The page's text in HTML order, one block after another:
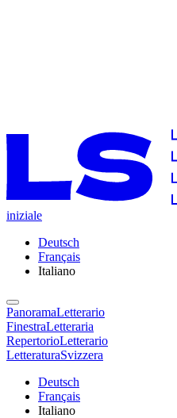
iniziale
Deutsch
Français
Italiano
PanoramaLetterario
FinestraLetteraria
RepertorioLetterario
LetteraturaSvizzera
Deutsch
Français
Italiano